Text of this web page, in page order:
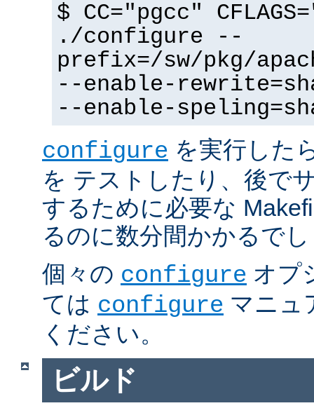
$ CC="pgcc"
./configure --
prefix=/sw/pkg/
--enable-
--enable-
configure を実行した
を テストしたり、後で
するために必要な
るのに数分間かかるで
個々の configure オプ
ては configure マニュ
ください。
ビルド